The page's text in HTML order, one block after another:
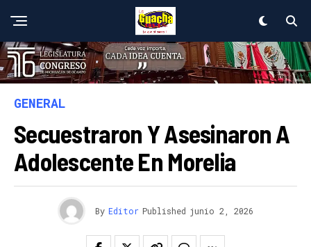
GENERAL
Secuestraron Y Asesinaron A
Adolescente En Morelia
By Editor Published junio 2, 2026